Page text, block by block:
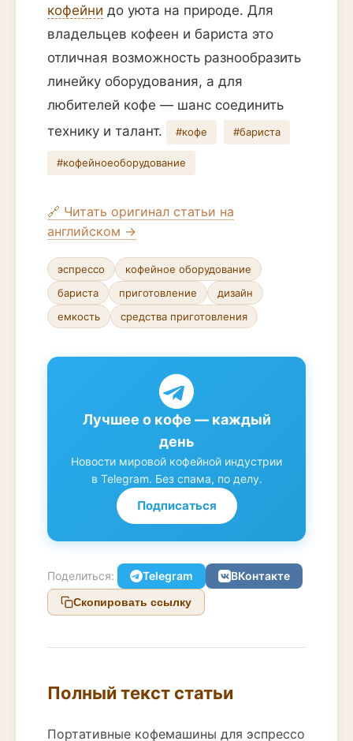
кофейни до уюта на природе. Для
владельцев кофеен и бариста это
отличная возможность разнообразить
линейку оборудования, а для
любителей кофе — шанс соединить
технику и талант.
#кофе #бариста
#кофейноеоборудование
🔗 Читать оригинал статьи на
английском →
эспрессо
кофейное оборудование
бариста
приготовление
дизайн
емкость
средства приготовления
Лучшее о кофе — каждый
день
Новости мировой кофейной индустрии
в Telegram. Без спама, по делу.
Подписаться
Поделиться: Telegram ВКонтакте
Скопировать ссылку
Полный текст статьи
Портативные кофемашины для эспрессо